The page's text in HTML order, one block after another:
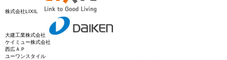
株式会社LIXIL
大建工業株式会社
ケイミュー株式会社
西広ＡＰ
ユーワンスタイル